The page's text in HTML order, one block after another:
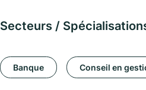
Secteurs /
Banque Conseil en